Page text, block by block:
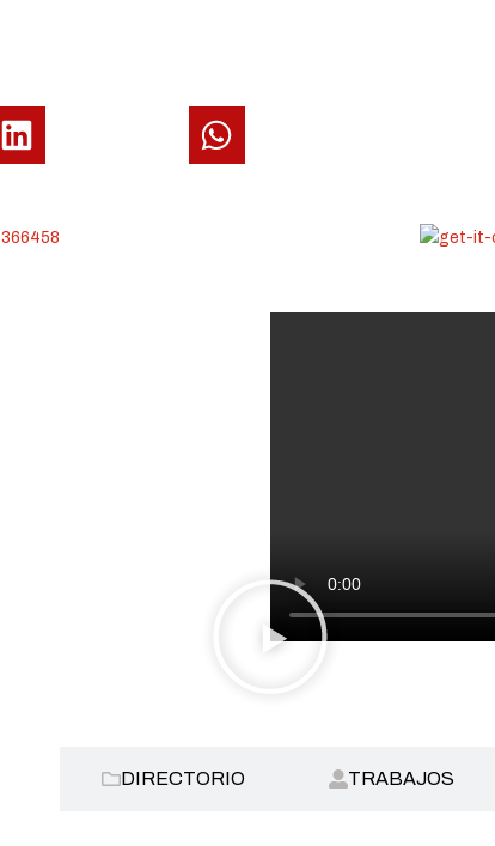
DIRECTORIO TRABAJOS